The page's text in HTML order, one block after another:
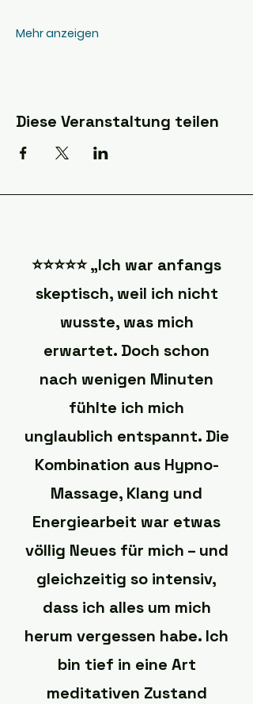
Mehr anzeigen
Diese Veranstaltung teilen
⭐️⭐️⭐️⭐️⭐️ „Ich war anfangs
skeptisch, weil ich nicht
wusste, was mich
erwartet. Doch schon
nach wenigen Minuten
fühlte ich mich
unglaublich entspannt. Die
Kombination aus Hypno-
Massage, Klang und
Energiearbeit war etwas
völlig Neues für mich – und
gleichzeitig so intensiv,
dass ich alles um mich
herum vergessen habe. Ich
bin tief in eine Art
meditativen Zustand